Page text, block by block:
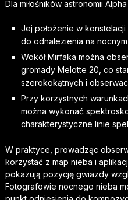
Dla miłośników astronomii
Jej położenie w konstelacji
do odnalezienia na
Wokół Mirfaka można
gromady Melotte 20, co
szerokokątnych i
Przy korzystnych
można wykonać
charakterystyczne linie
W praktyce, prowadząc
korzystać z map nieba i
pokazują pozycję gwiazdy
Fotografowie nocnego nieba